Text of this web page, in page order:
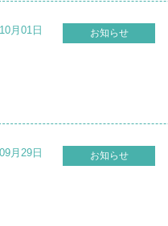
月01日 お知らせ
月29日 お知らせ